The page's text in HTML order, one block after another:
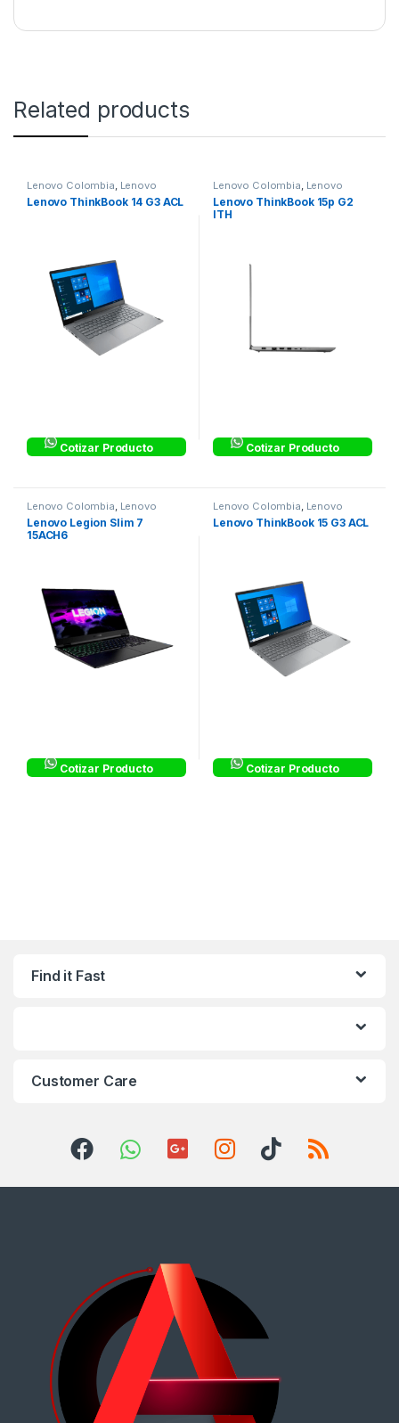
Related products
Lenovo Colombia, Lenovo
Colombia
Lenovo ThinkBook 14 G3 ACL
Cotizar Producto
Lenovo Colombia, Lenovo
Colombia
Lenovo ThinkBook 15p G2
ITH
Cotizar Producto
Lenovo Colombia, Lenovo
Colombia
Lenovo Legion Slim 7
15ACH6
Cotizar Producto
Lenovo Colombia, Lenovo
Colombia
Lenovo ThinkBook 15 G3 ACL
Cotizar Producto
Find it Fast
Customer Care